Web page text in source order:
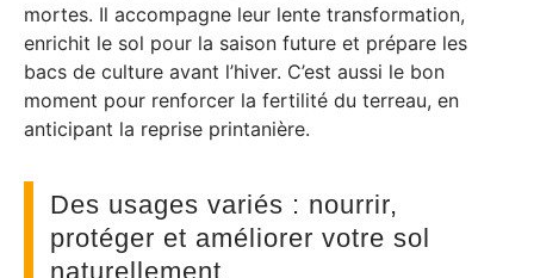
mortes. Il accompagne leur lente transformation,
enrichit le sol pour la saison future et prépare les
bacs de culture avant l’hiver. C’est aussi le bon
moment pour renforcer la fertilité du terreau, en
anticipant la reprise printanière.
Des usages variés : nourrir,
protéger et améliorer votre sol
naturellement